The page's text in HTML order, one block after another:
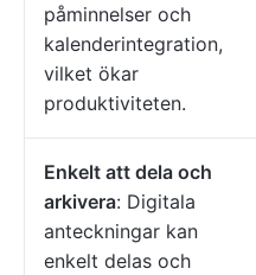
påminnelser och
kalenderintegration,
vilket ökar
produktiviteten.
Enkelt att dela och
arkivera: Digitala
anteckningar kan
enkelt delas och